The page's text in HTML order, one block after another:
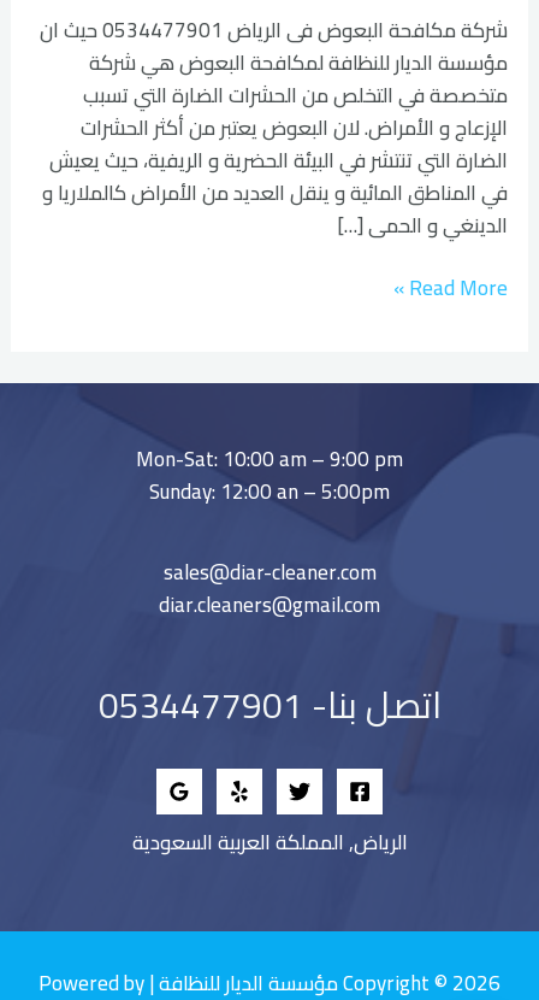
شركة مكافحة البعوض فى الرياض 0534477901 حيث ان
مؤسسة الديار للنظافة لمكافحة البعوض هي شركة
متخصصة في التخلص من الحشرات الضارة التي تسبب
الإزعاج و الأمراض. لان البعوض يعتبر من أكثر الحشرات
الضارة التي تنتشر في البيئة الحضرية و الريفية، حيث يعيش
في المناطق المائية و ينقل العديد من الأمراض كالملاريا و
الدينغي و الحمى […]
Read More »
Mon-Sat: 10:00 am – 9:00 pm
Sunday: 12:00 an – 5:00pm
sales@diar-cleaner.com
diar.cleaners@gmail.com
اتصل بنا- 0534477901
الرياض, المملكة العربية السعودية
Copyright © 2026 مؤسسة الديار للنظافة | Powered by